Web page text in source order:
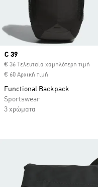
Current price
€ 39
€ 36 Τελευταία χαμηλότερη τιμή
€ 60 Αρχική τιμή
Functional Backpack
Sportswear
3 χρώματα